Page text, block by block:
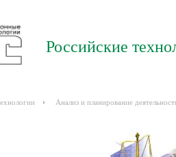
Российские
Анализ и планирование